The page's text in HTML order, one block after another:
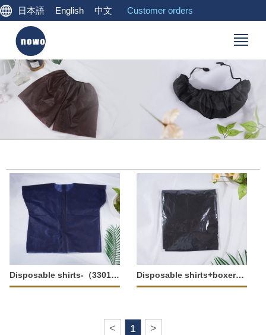
日本語 English 中文 Customer orders
Disposable shirts-（33016-M，33017-L） Disposable shirts+boxers-45312
< 1 >